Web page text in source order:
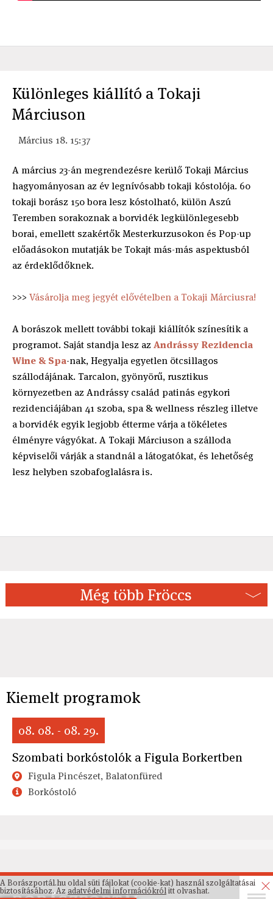
Különleges kiállító a Tokaji
Márciuson
Március 18. 15:37
A március 23-án megrendezésre kerülő Tokaji Március
hagyományosan az év legnívósabb tokaji kóstolója. 60
tokaji borász 150 bora lesz kóstolható, külön Aszú
Teremben sorakoznak a borvidék legkülönlegesebb
borai, emellett szakértők Mesterkurzusokon és Pop-up
előadásokon mutatják be Tokajt más-más aspektusból
az érdeklődőknek.
>>> Vásárolja meg jegyét elővételben a Tokaji Márciusra!
A borászok mellett további tokaji kiállítók színesítik a
programot. Saját standja lesz az Andrássy Rezidencia
Wine & Spa-nak, Hegyalja egyetlen ötcsillagos
szállodájának. Tarcalon, gyönyörű, rusztikus
környezetben az Andrássy család patinás egykori
rezidenciájában 41 szoba, spa & wellness részleg illetve
a borvidék egyik legjobb étterme várja a tökéletes
élményre vágyókat. A Tokaji Márciuson a szálloda
képviselői várják a standnál a látogatókat, és lehetőség
lesz helyben szobafoglalásra is.
Még több Fröccs
Kiemelt programok
08. 08. - 08. 29.
Szombati borkóstolók a Figula Borkertben
Figula Pincészet, Balatonfüred
Borkóstoló
A Borászportál.hu oldal süti fájlokat (cookie-kat) használ szolgáltatásai
biztosításához. Az adatvédelmi információkrólitt olvashat.